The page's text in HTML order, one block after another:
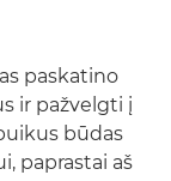
paskatino
ir pažvelgti į
būdas
paprastai aš